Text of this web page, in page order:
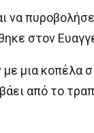
να
στον
μια κοπέλα σ
από το